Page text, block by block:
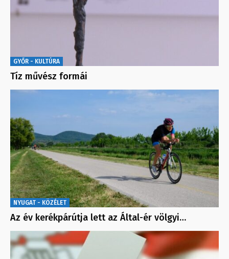
GYŐR - KULTÚRA
Tíz művész formái
NYUGAT - KÖZÉLET
Az év kerékpárútja lett az Által-ér völgyi…